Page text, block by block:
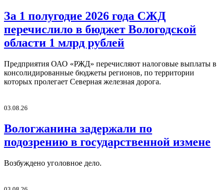
За 1 полугодие 2026 года СЖД
перечислило в бюджет Вологодской
области 1 млрд рублей
Предприятия ОАО «РЖД» перечисляют налоговые выплаты в
консолидированные бюджеты регионов, по территории
которых пролегает Северная железная дорога.
03.08.26
Вологжанина задержали по
подозрению в государственной измене
Возбуждено уголовное дело.